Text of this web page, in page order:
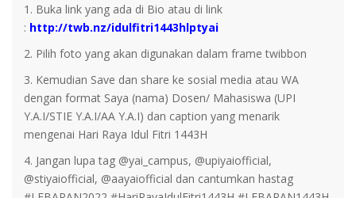
1. Buka link yang ada di Bio atau di link
: http://twb.nz/idulfitri1443hlptyai
2. Pilih foto yang akan digunakan dalam frame twibbon
3. Kemudian Save dan share ke sosial media atau WA
dengan format Saya (nama) Dosen/ Mahasiswa (UPI
Y.A.I/STIE Y.A.I/AA Y.A.I) dan caption yang menarik
mengenai Hari Raya Idul Fitri 1443H
4. Jangan lupa tag @yai_campus, @upiyaiofficial,
@stiyaiofficial, @aayaiofficial dan cantumkan hastag